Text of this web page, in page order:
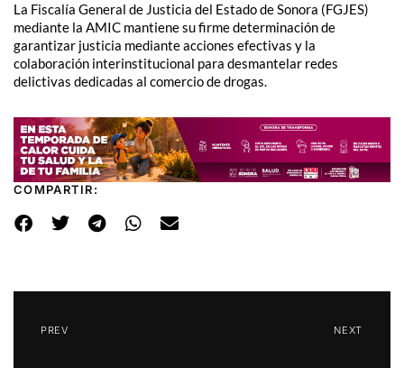
La Fiscalía General de Justicia del Estado de Sonora (FGJES)
mediante la AMIC mantiene su firme determinación de
garantizar justicia mediante acciones efectivas y la
colaboración interinstitucional para desmantelar redes
delictivas dedicadas al comercio de drogas.
COMPARTIR:
PREV NEXT